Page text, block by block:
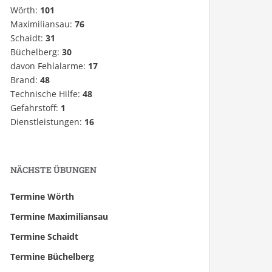
Wörth: 101
Maximiliansau: 76
Schaidt: 31
Büchelberg: 30
davon Fehlalarme: 17
Brand: 48
Technische Hilfe: 48
Gefahrstoff: 1
Dienstleistungen: 16
NÄCHSTE ÜBUNGEN
Termine Wörth
Termine Maximiliansau
Termine Schaidt
Termine Büchelberg